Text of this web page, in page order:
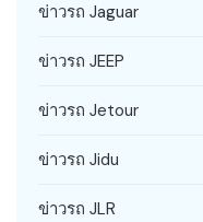
ข่าวรถ Jaguar
ข่าวรถ JEEP
ข่าวรถ Jetour
ข่าวรถ Jidu
ข่าวรถ JLR